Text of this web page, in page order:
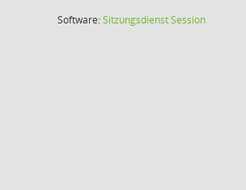
Software:SitzungsdienstSession(Wird in